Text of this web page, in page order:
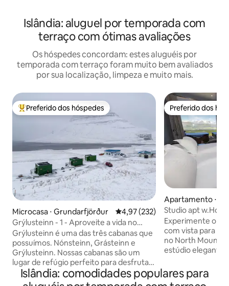
Islândia: aluguel por temporada com
terraço com ótimas avaliações
Os hóspedes concordam: estes aluguéis por
temporada com terraço foram muito bem avaliados
por sua localização, limpeza e muito mais.
Entre os melhores preferidos dos hóspedes
Preferido dos hóspedes
Microcasa ⋅ Grundarfjörður 4,97 de uma avaliação média de
4,97 (232)
Grýlusteinn - 1 - Aproveite a vida no
campo.
Grýlusteinn é uma das três cabanas que
possuímos. Nónsteinn, Grásteinn e
Grýlusteinn. Nossas cabanas são um
lugar de refúgio perfeito para desfrutar
da natureza ao máximo enquanto relaxa
com uma vista deslumbrante. Perfeito
Preferido dos
Preferido dos
Apartamento ⋅
Studio apt
View Suites
Experimente o
com vista para a
no North
estúdio elegante
espaço de estar
jacuzzi privativa
Islândia: comodidades populares para